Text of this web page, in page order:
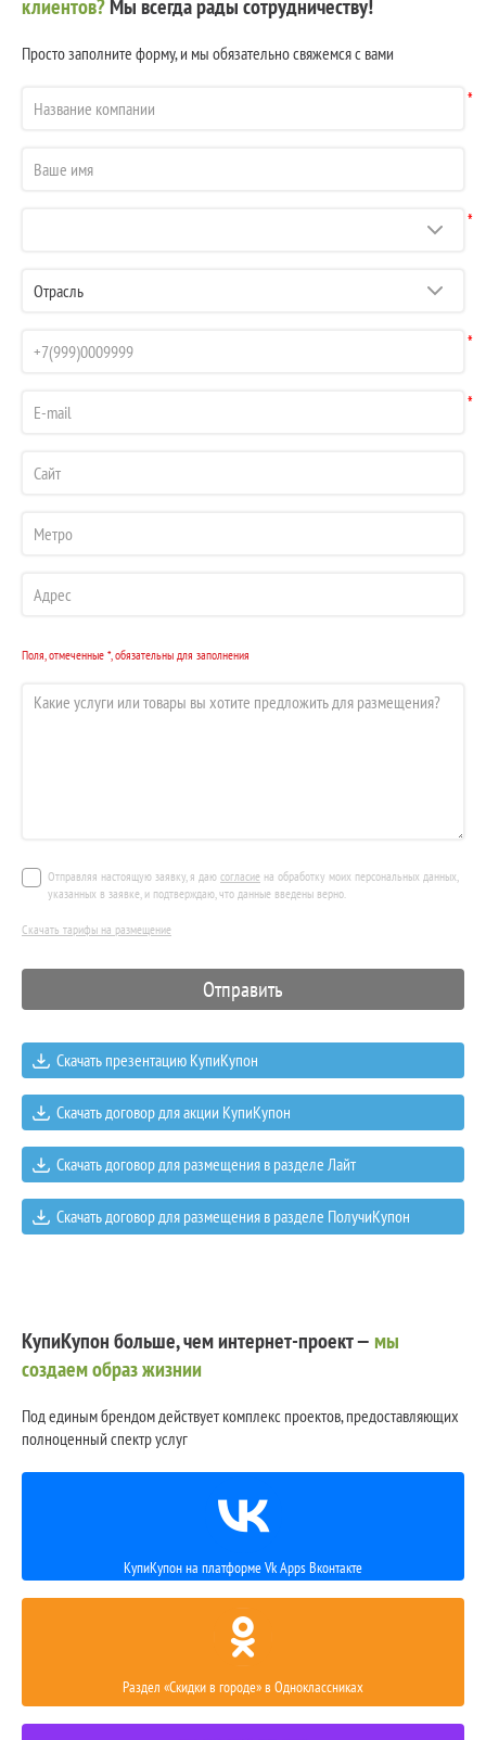
клиентов?Мы всегда рады сотрудничеству!
Просто заполните форму, и мы обязательно свяжемся с вами
*
*
*
*
Поля, отмеченные *, обязательны для заполнения
Отправляя настоящую заявку, я даю согласие на обработку моих персональных данных,
указанных в заявке, и подтверждаю, что данные введены верно.
Скачать тарифы на размещение
Скачать презентацию КупиКупон
Скачать договор для акции КупиКупон
Скачать договор для размещения в разделе Лайт
Скачать договор для размещения в разделе ПолучиКупон
КупиКупон больше, чем интернет-проект —мы
создаем образ жизнии
Под единым брендом действует комплекс проектов, предоставляющих
полноценный спектр услуг
КупиКупон на платформе Vk Apps Вконтакте
Раздел «Скидки в городе» в Одноклассниках